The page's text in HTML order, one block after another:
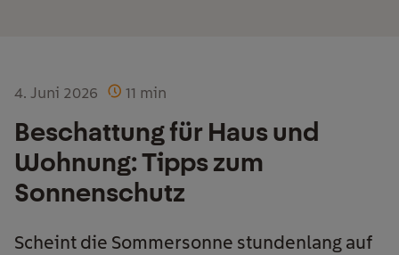
4. Juni 2026 11 min
Beschattung für Haus und
Wohnung: Tipps zum
Sonnenschutz
Scheint die Sommersonne stundenlang auf